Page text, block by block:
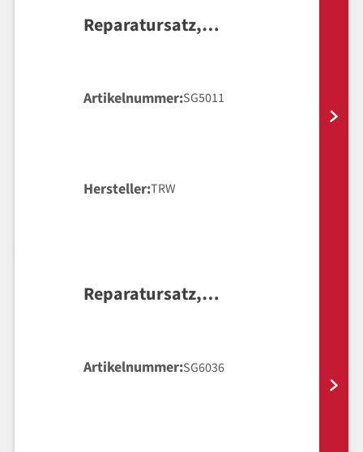
Reparatursatz,
Artikelnummer SG5011
Hersteller TRW
Reparatursatz,
Artikelnummer SG6036